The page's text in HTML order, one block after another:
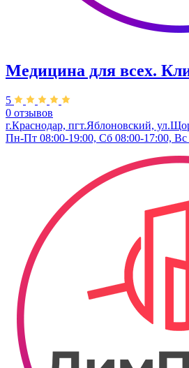
Медицина для всех.
5
0 отзывов
г.Краснодар, пгт.Яблоновский,
Пн-Пт 08:00-19:00, Сб 08:00-17:00, Вс